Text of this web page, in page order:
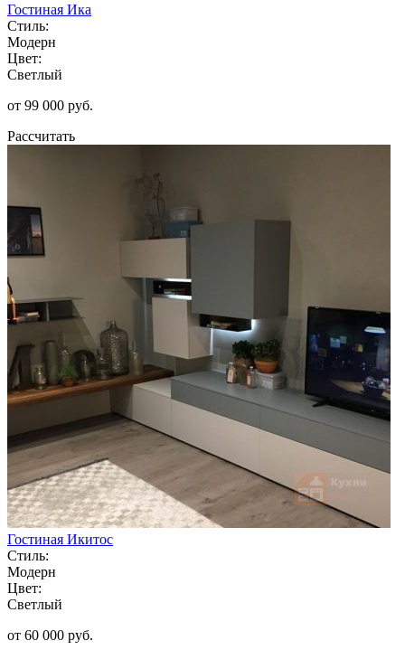
Гостиная Ика
Стиль:
Модерн
Цвет:
Светлый
от 99 000 руб.
Рассчитать
Гостиная Икитос
Стиль:
Модерн
Цвет:
Светлый
от 60 000 руб.